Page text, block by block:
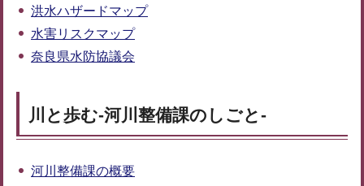
洪水ハザードマップ
水害リスクマップ
奈良県水防協議会
川と歩む-河川整備課のしごと-
河川整備課の概要